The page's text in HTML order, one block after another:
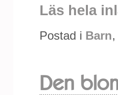
Läs hela
Postad i Barn,
Den